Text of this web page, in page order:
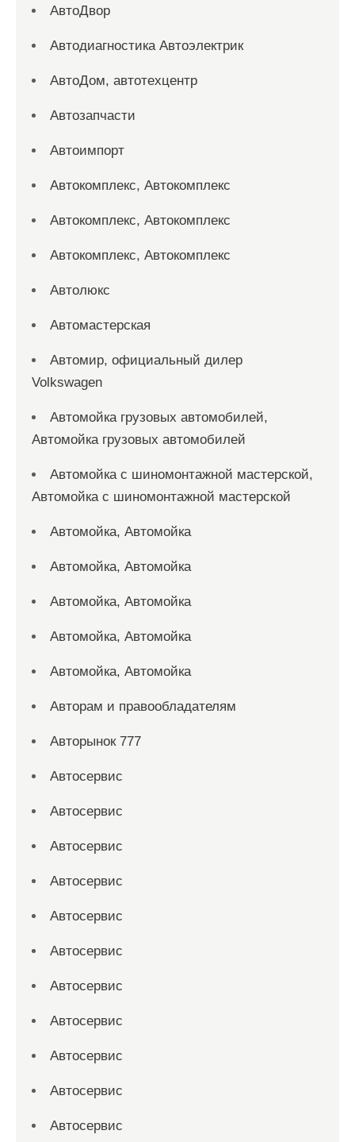
АвтоДвор
Автодиагностика Автоэлектрик
АвтоДом, автотехцентр
Автозапчасти
Автоимпорт
Автокомплекс, Автокомплекс
Автокомплекс, Автокомплекс
Автокомплекс, Автокомплекс
Автолюкс
Автомастерская
Автомир, официальный дилер
Volkswagen
Автомойка грузовых автомобилей,
Автомойка грузовых автомобилей
Автомойка с шиномонтажной мастерской,
Автомойка с шиномонтажной мастерской
Автомойка, Автомойка
Автомойка, Автомойка
Автомойка, Автомойка
Автомойка, Автомойка
Автомойка, Автомойка
Авторам и правообладателям
Авторынок 777
Автосервис
Автосервис
Автосервис
Автосервис
Автосервис
Автосервис
Автосервис
Автосервис
Автосервис
Автосервис
Автосервис